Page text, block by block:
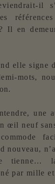
il
Il en
elle signe
mots,
une
œil neuf
nouveau,
tienne…
par mille